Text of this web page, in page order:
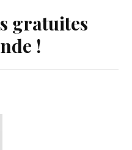
gratuites
!